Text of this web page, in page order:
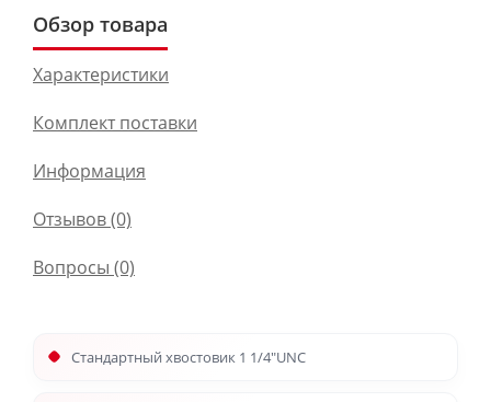
Обзор товара
Характеристики
Комплект поставки
Информация
Отзывов (0)
Вопросы (0)
Стандартный хвостовик 1 1/4"UNC